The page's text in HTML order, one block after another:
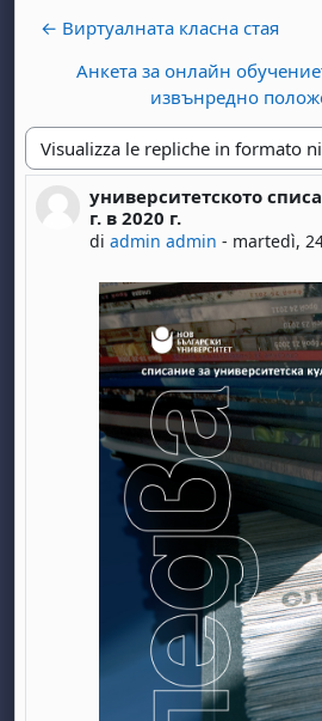
← Виртуалната класна стая
Анкета за онлайн
извънредно
Modalità visualizzazione
университетското
г. в 2020 г.
diadmin admin - martedì,
Numero di risposte: 0